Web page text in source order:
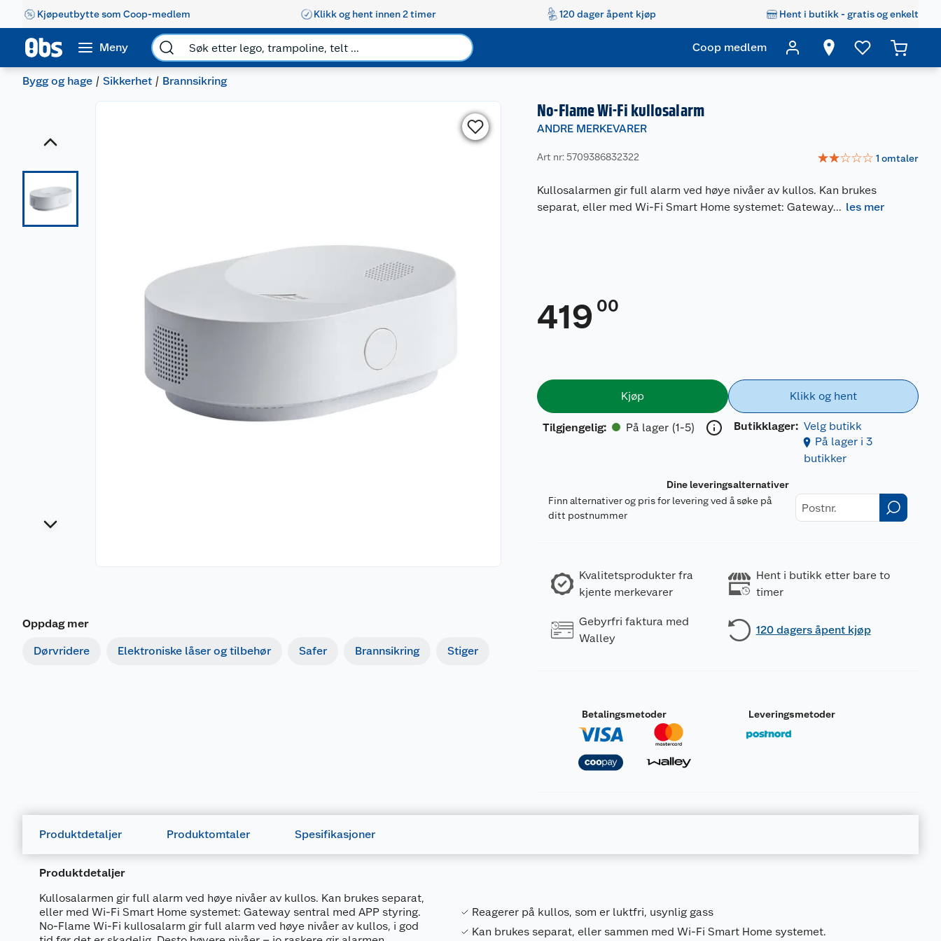
Kjøpeutbytte som Coop-medlem Klikk og hent innen 2 timer 120 dager åpent kjøp Hent i butikk - gratis og enkelt
Meny Coop medlem
Bygg og hage Sikkerhet Brannsikring
Oppdag mer
Dørvridere Elektroniske låser og tilbehør Safer Brannsikring Stiger
No-Flame Wi-Fi kullosalarm
ANDRE MERKEVARER
Art nr: 5709386832322 ☆☆☆☆☆ 1 omtaler
Kullosalarmen gir full alarm ved høye nivåer av kullos. Kan brukes
separat, eller med Wi-Fi Smart Home systemet: Gateway... les mer
419 00
Kjøp
Tilgjengelig: På lager (1-5)
Klikk og hent
Butikklager: Velg butikk
På lager i 3
butikker
Dine leveringsalternativer
Finn alternativer og pris for levering ved å søke på
ditt postnummer
Kvalitetsprodukter fra
kjente merkevarer
Hent i butikk etter bare to
timer
Gebyrfri faktura med
Walley
120 dagers åpent kjøp
Betalingsmetoder Leveringsmetoder
Produktdetaljer Produktomtaler Spesifikasjoner
Produktdetaljer
Kullosalarmen gir full alarm ved høye nivåer av kullos. Kan brukes separat,
eller med Wi-Fi Smart Home systemet: Gateway sentral med APP styring.
No-Flame Wi-Fi kullosalarm gir full alarm ved høye nivåer av kullos, i god
Reagerer på kullos, som er luktfri, usynlig gass
Kan brukes separat, eller sammen med Wi-Fi Smart Home systemet.